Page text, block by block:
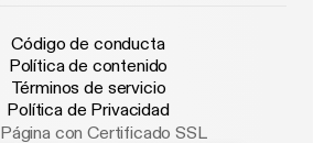
Código de conducta
Política de contenido
Términos de servicio
Política de Privacidad
Página con Certificado SSL